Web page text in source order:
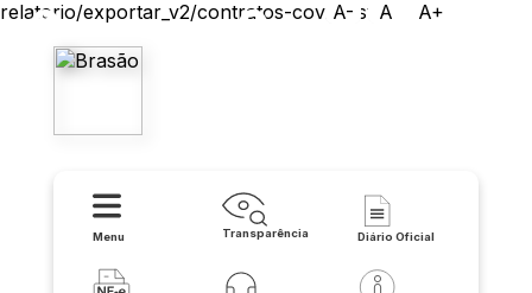
relatorio/exportar_v2/contratos-covid/csv
A- A A+
Menu Transparência Diário Oficial